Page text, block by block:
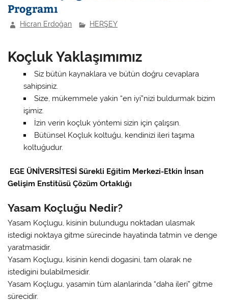
Programı
Hicran Erdoğan HERŞEY
Koçluk Yaklaşımımız
Siz bütün kaynaklara ve bütün doğru cevaplara
sahipsiniz.
Size, mükemmele yakin “en iyi”nizi buldurmak bizim
işimiz.
İzin verin koçluk yöntemi sizin için çalışsın.
Bütünsel Koçluk koltuğu, kendinizi ileri taşıma
koltuğudur.
EGE ÜNİVERSİTESİ Sürekli Eğitim Merkezi-Etkin İnsan
Gelişim Enstitüsü Çözüm Ortaklığı
Yasam Koçluğu Nedir?
Yasam Koçlugu, kisinin bulundugu noktadan ulasmak
istedigi noktaya gitme sürecinde hayatinda tatmin ve denge
yaratmasidir.
Yasam Koçlugu, kisinin kendi dogasini, tam olarak ne
istedigini bulabilmesidir.
Yasam Koçlugu, yasamin tüm alanlarinda “daha ileri” gitme
sürecidir.